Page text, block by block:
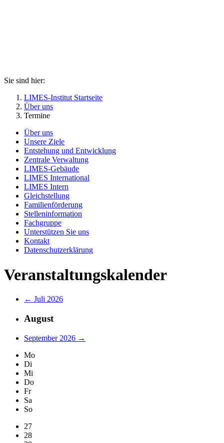
Sie sind hier:
LIMES-Institut Startseite
Über uns
Termine
Über uns
Unsere Ziele
Entstehung und Entwicklung
Zentrale Verwaltung
LIMES-Gebäude
LIMES International
LIMES Intern
Gleichstellung
Familienförderung
Stelleninformation
Fachgruppe
Unterstützen Sie uns
Kontakt
Datenschutzerklärung
Veranstaltungskalender
← Juli 2026
August
September 2026 →
Mo
Di
Mi
Do
Fr
Sa
So
27
28